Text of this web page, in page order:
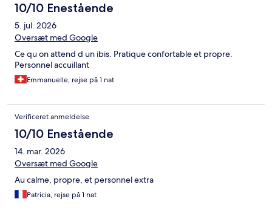
10/10 Enestående
5. jul. 2026
Oversæt med Google
Ce qu on attend d un ibis. Pratique confortable et propre.
Personnel accuillant
Emmanuelle, rejse på 1 nat
Verificeret anmeldelse
10/10 Enestående
14. mar. 2026
Oversæt med Google
Au calme, propre, et personnel extra
Patricia, rejse på 1 nat